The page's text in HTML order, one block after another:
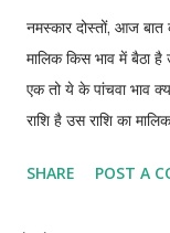
नमस्कार दोस्तों, आज
मालिक किस भाव में बैठा है
एक तो ये के पांचवा भाव
राशि है उस राशि का
SHARE POST A